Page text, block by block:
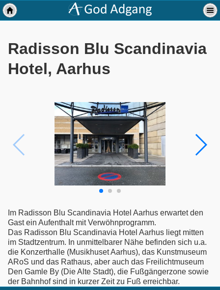
Radisson Blu Scandinavia
Hotel, Aarhus
Im Radisson Blu Scandinavia Hotel Aarhus erwartet den
Gast ein Aufenthalt mit Verwöhnprogramm.
Das Radisson Blu Scandinavia Hotel Aarhus liegt mitten
im Stadtzentrum. In unmittelbarer Nähe befinden sich u.a.
die Konzerthalle (Musikhuset Aarhus), das Kunstmuseum
ARoS und das Rathaus, aber auch das Freilichtmuseum
Den Gamle By (Die Alte Stadt), die Fußgängerzone sowie
der Bahnhof sind in kurzer Zeit zu Fuß erreichbar.